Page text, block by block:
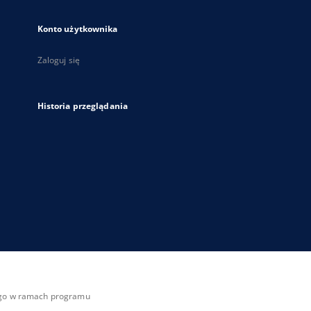
Konto użytkownika
Zaloguj się
Historia przeglądania
w ramach programu